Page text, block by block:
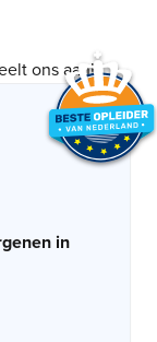
ons aan!
in